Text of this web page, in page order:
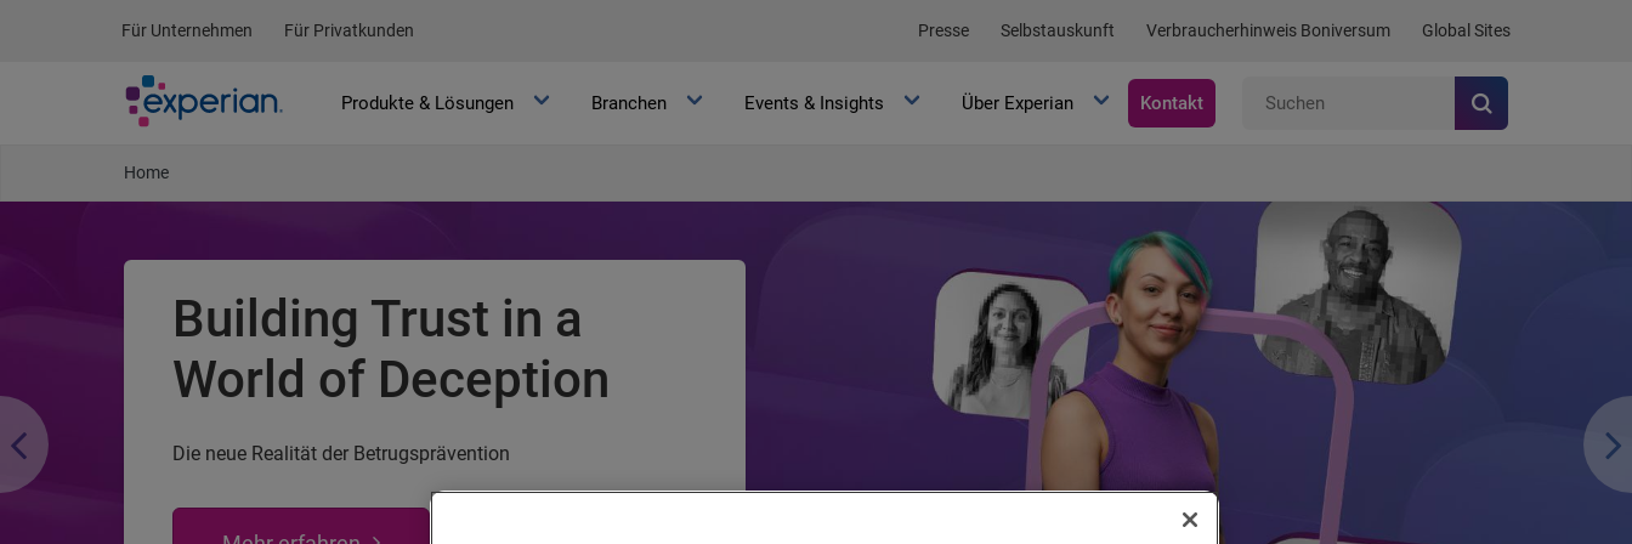
Für Unternehmen Für Privatkunden Presse Selbstauskunft Verbraucherhinweis Boniversum Global Sites
Produkte & Lösungen Branchen Events & Insights Über Experian Kontakt
Home
Wir sind Experian
Ihr Verbindungspunkt zwischen Daten und Sinn, zwischen